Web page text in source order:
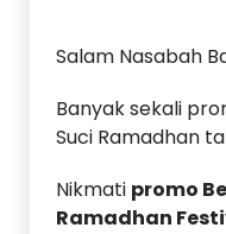
Salam Nasabah
Banyak sekali
Suci Ramadhan
Nikmati promo
Ramadhan